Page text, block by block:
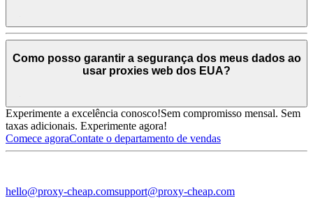
Como posso garantir a segurança dos meus dados ao
usar proxies web dos EUA?
Experimente a excelência conosco!Sem compromisso mensal. Sem
taxas adicionais. Experimente agora!
Comece agoraContate o departamento de vendas
hello@proxy-cheap.comsupport@proxy-cheap.com